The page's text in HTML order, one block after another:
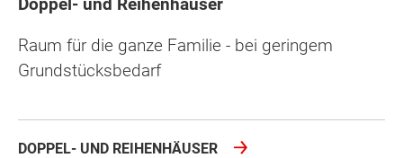
Raum für die ganze Familie - bei geringem
Grundstücksbedarf
DOPPEL- UND REIHENHÄUSER